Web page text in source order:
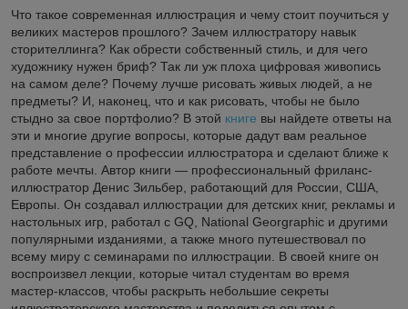
Что такое современная иллюстрация и чему стоит поучиться у
великих мастеров прошлого? Зачем иллюстратору навык
сторителлинга? Как обрести собственный стиль, и для чего
художнику нужен бриф? Так ли уж плоха цифровая живопись
на самом деле? Почему лучше рисовать живых людей, а не
предметы? И, наконец, что и как рисовать, чтобы не было
стыдно за свое портфолио? В этой книге вы найдете ответы на
эти и многие другие вопросы, которые дадут вам реальное
представление о профессии иллюстратора и сделают ближе к
работе мечты. Автор книги — профессиональный фриланс-
иллюстратор Денис Зильбер, работающий для России, США,
Европы. Он создавал иллюстрации для детских книг, рекламы и
настольных игр, работал с GQ, National Georgraphic и другими
популярными изданиями, а также много путешествовал по
всему миру с семинарами по иллюстрации. В своей книге он
воспроизвел лекции, которые читал студентам во время
мастер-классов, чтобы раскрыть небольшие секреты